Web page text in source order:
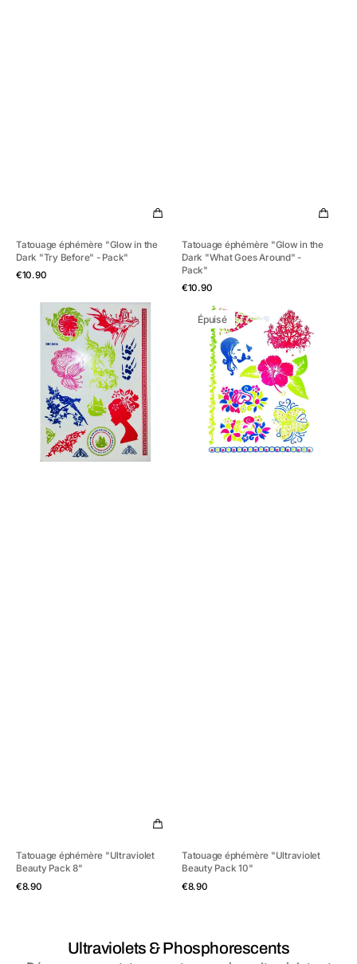
Tatouage éphémère "Glow in the
Dark "Try Before" - Pack"
Prix
€10.90
Aperçu rapide
Tatouage éphémère "Glow in the
Dark "What Goes Around" -
Pack"
Prix
€10.90
Aperçu rapide
Tatouage
éphémère
"Ultraviolet
Tatouage éphémère "Ultraviolet
Beauty Pack 8"
Prix
€8.90
Aperçu rapide
Tatouage
éphémère
"Ultraviolet
Beauty
Épuisé
Tatouage éphémère "Ultraviolet
Beauty Pack 10"
Prix
€8.90
Aperçu rapide
Collection:
Ultraviolets & Phosphorescents